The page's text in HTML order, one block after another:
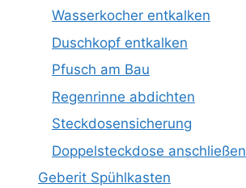
Wasserkocher entkalken
Duschkopf entkalken
Pfusch am Bau
Regenrinne abdichten
Steckdosensicherung
Doppelsteckdose anschließen
Geberit Spühlkasten